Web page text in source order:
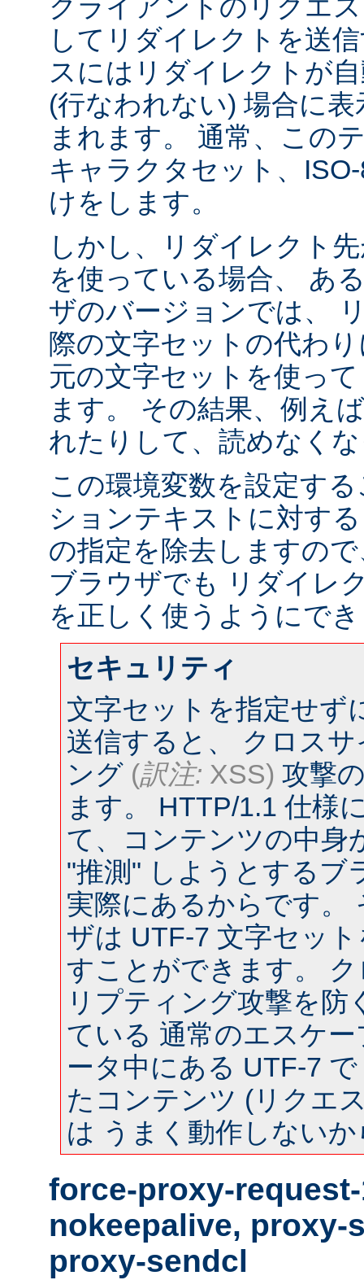
クライアントのリクエ
してリダイレクトを送
スにはリダイレクトが
(行なわれない) 場合に
まれます。 通常、この
キャラクタセット、
けをします。
しかし、リダイレクト
を使っている場合、 あ
ザのバージョンでは、
際の文字セットの代わ
元の文字セットを使っ
ます。 その結果、例え
れたりして、読めなく
この環境変数を設定す
ションテキストに対す
の指定を除去しますの
ブラウザでも リダイレ
を正しく使うようにで
セキュリティ
文字セットを指定せず
送信すると、 クロス
ング (訳注: XSS) 攻撃
ます。 HTTP/1.1 仕様
て、コンテンツの中身
"推測" しようとするブ
実際にあるからです。
ザは UTF-7 文字セッ
すことができます。
リプティング攻撃を防
ている 通常のエスケ
ータ中にある UTF-7
たコンテンツ (リクエ
は うまく動作しない
force-proxy-
nokeepalive, proxy-
proxy-sendcl